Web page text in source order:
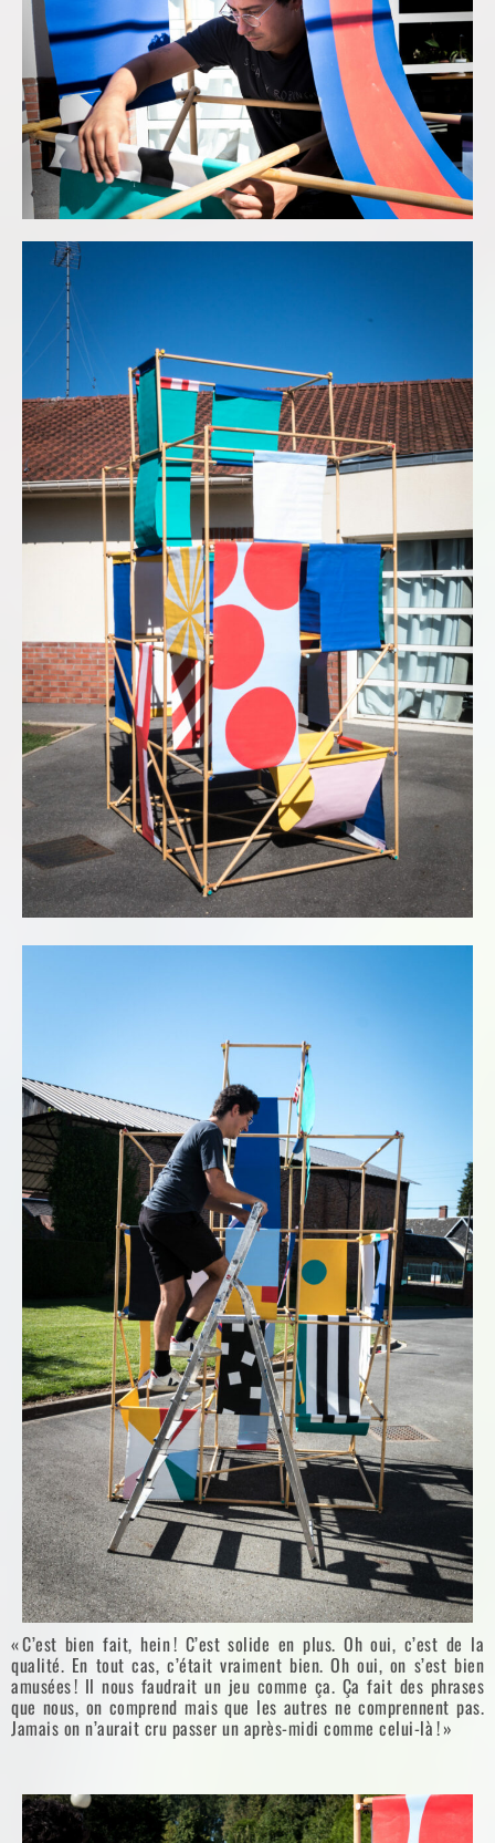
« C’est bien fait, hein ! C’est solide en plus. Oh oui, c’est de la
qualité. En tout cas, c’était vraiment bien. Oh oui, on s’est bien
amusées ! Il nous faudrait un jeu comme ça. Ça fait des phrases
que nous, on comprend mais que les autres ne comprennent pas.
Jamais on n’aurait cru passer un après-midi comme celui-là ! »